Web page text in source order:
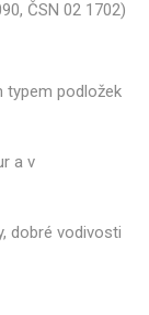
ČSN 02 1702)
typem podložek
a v
dobré vodivosti